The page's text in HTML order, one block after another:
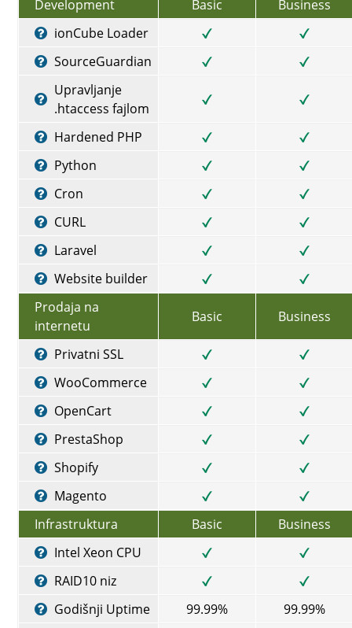
Development
Basic
Business
ionCube Loader
SourceGuardian
Upravljanje
.htaccess fajlom
Hardened PHP
Python
Cron
CURL
Laravel
Website builder
Prodaja na
internetu
Basic Business
Privatni SSL
WooCommerce
OpenCart
PrestaShop
Shopify
Magento
Infrastruktura
Basic
Business
Intel Xeon CPU
RAID10 niz
Godišnji Uptime
99.99%
99.99%